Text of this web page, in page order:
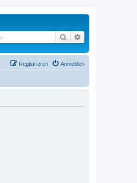
Suche
Anmelden
Registrieren